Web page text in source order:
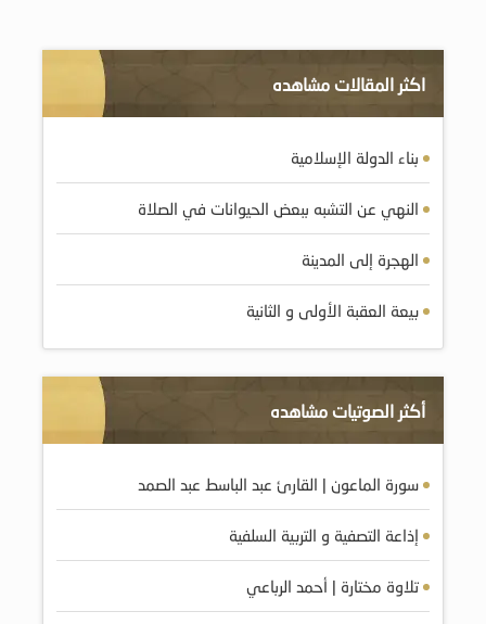
اكثر المقالات مشاهده
بناء الدولة الإسلامية
النهي عن التشبه ببعض الحيوانات في الصلاة
الهجرة إلى المدينة
بيعة العقبة الأولى و الثانية
أكثر الصوتيات مشاهده
سورة الماعون | القارئ عبد الباسط عبد الصمد
إذاعة التصفية و التربية السلفية
تلاوة مختارة | أحمد الرباعي